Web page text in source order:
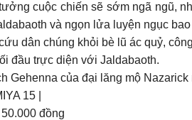
cuộc chiến sẽ sớm ngã ngũ,
và ngọn lửa luyện ngục
dân chúng khỏi bè lũ ác quỷ,
đầu trực diện với Jaldabaoth.
Gehenna của đại lăng mộ
15 |
đồng